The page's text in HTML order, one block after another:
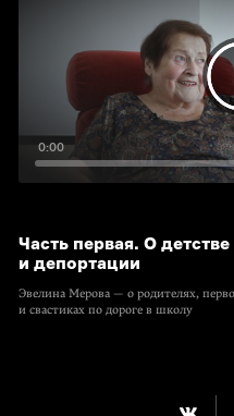
0:00
Часть первая. О
и депортации
Эвелина Мерова — о родителях,
и свастиках по дороге в школу